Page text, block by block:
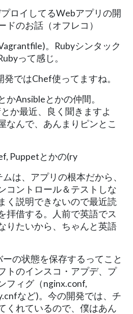
ロイしてるWebアプリの開
ドのお話（オフレコ）
。Rubyシンタック
って感じ。
ではChef使ってますね。
かAnsibleとかの仲間。
か最近、良く聞きますよ
なんで、あんまりピンとこ
Puppetとかの(ry
は、アプリの根本だから、
コントロール＆テストしな
く説明できないので最近読
拝借する。人前で英語でス
りたいから、ちゃんと英語
の状態を保存するってこと
トのインスコ・アプデ、プ
フィグ（nginx.conf,
など)。今の開発では、チ
くれているので、僕はあん